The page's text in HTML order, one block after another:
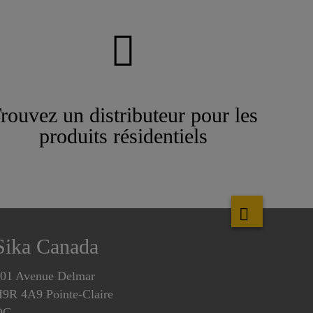
un distributeur pour les
produits résidentiels
Canada
Avenue Delmar
4A9 Pointe-Claire